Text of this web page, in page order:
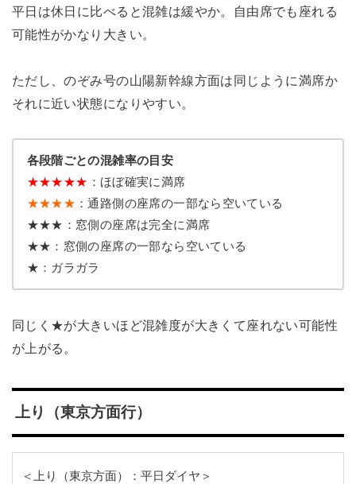
平日は休日に比べると混雑は緩やか。自由席でも座れる
可能性がかなり大きい。
ただし、のぞみ号の山陽新幹線方面は同じように満席か
それに近い状態になりやすい。
各段階ごとの混雑率の目安
★★★★★ ：ほぼ確実に満席
★★★★ ：通路側の座席の一部なら空いている
★★★：窓側の座席は完全に満席
★★：窓側の座席の一部なら空いている
★：ガラガラ
同じく★が大きいほど混雑度が大きくて座れない可能性
が上がる。
上り（東京方面行）
＜上り（東京方面）：平日ダイヤ＞